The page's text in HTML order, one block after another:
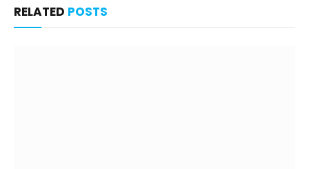
RELATED POSTS